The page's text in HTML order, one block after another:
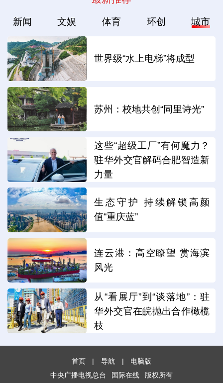
新闻 文娱 体育 环创 城市
世界级“水上电梯”将成型
苏州：校地共创“同里诗光”
这些“超级工厂”有何魔力？
驻华外交官解码合肥智造新
力量
生态守护 持续解锁高颜
值“重庆蓝”
连云港：高空瞭望 赏海滨
风光
从“看展厅”到“谈落地”：驻
华外交官在皖抛出合作橄榄
枝
首页 | 导航 |
电脑版
中央广播电视总台
国际在线 版权所有